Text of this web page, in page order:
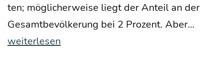
ten; mög­li­cher­wei­se liegt der Anteil an der
Gesamt­be­völ­ke­rung bei 2 Pro­zent. Aber…
weiterlesen